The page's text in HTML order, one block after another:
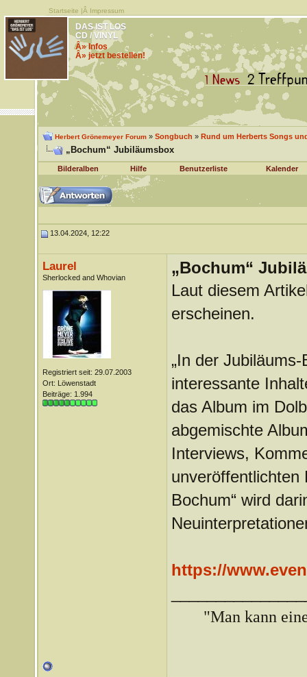
Startseite |Â Impressum
DAS IST LOS
CD / VINYL
Â» Infos
Â» jetzt bestellen!
Herbert Grönemeyer Forum» Songbuch » Rund um Herberts Songs
„Bochum“ Jubiläumsbox
Bilderalben Hilfe Benutzerliste Kalender
13.04.2024, 12:22
Laurel
Sherlocked and Whovian
Registriert seit: 29.07.2003
Ort: Löwenstadt
Beiträge: 1.994
„Bochum“
Laut diesem
erscheinen.
„In der
interessante
das Album im
abgemischte
Interviews,
unveröffentlichten
Bochum“ wird
https://
"Man kann